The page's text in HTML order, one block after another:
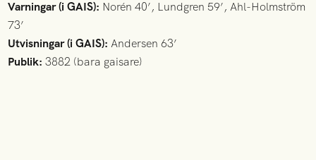
Varningar (i GAIS): Norén 40’, Lundgren 59’, Ahl-Holmström
73’
Utvisningar (i GAIS):Andersen 63’
Publik: 3882 (bara gaisare)